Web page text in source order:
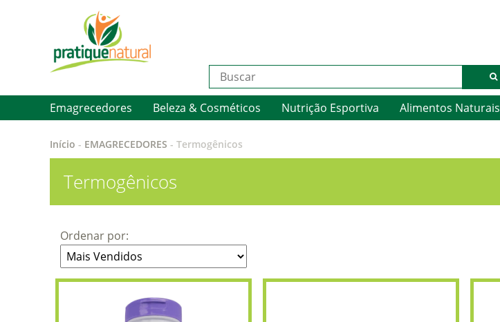
Emagrecedores Beleza & Cosméticos Nutrição Esportiva Alimentos Naturais
Início - EMAGRECEDORES - Termogênicos
Termogênicos
Ordenar por: